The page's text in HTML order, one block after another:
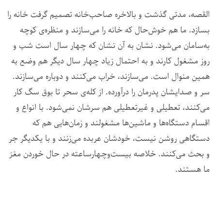
القصه، مدتی گذشت و بالاخره صاحب‌خانه تصمیم گرفت خانه را
بسازد. ما هم خوش‌حال که خانه را می‌سازند و منظره‌ی کوچه
به‌سامان می‌شود. نشان به آن نشان که چهار سال است شب و
روز مشغول کارند و به احتمال زیاد چهار سال دیگر هم وضع به
همین منوال است. می‌سازند، خراب می‌کنند و دوباره می‌سازند.
سر و صدایشان پدرمان را درآورده. از کله‌ی سحر تا بوق سگ کار
می‌کنند، تعطیلی و غیرتعطیلی هم سرشان نمی‌شود. با انواع و
اقسام دستگاه‌ها و ماشین‌ها مشغولند و زمان‌هایی هم که
دستگاهی روشن نیست، خودشان عربده می‌زنند و با یکدیگر جر
و بحث می‌کنند. خلاصه بیست‌وچهارساعته در حال خوردن مغز
ما هستند.